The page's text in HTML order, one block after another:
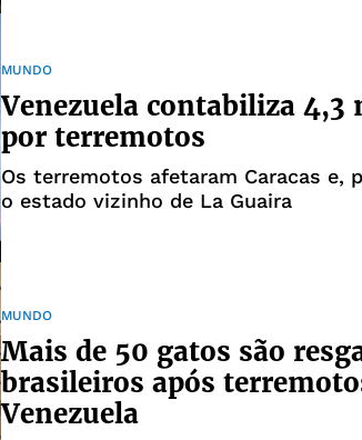
MUNDO
Venezuela contabiliza
por terremotos
Os terremotos afetaram Caracas e,
o estado vizinho de La Guaira
MUNDO
Mais de 50 gatos são
brasileiros após
Venezuela